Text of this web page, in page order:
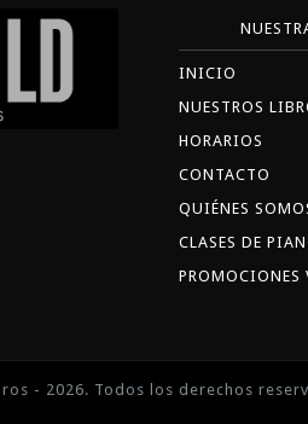
INICIO
NUESTROS
HORARIOS
CONTACTO
QUIÉNES
CLASES DE
PROMOCIONES
- 2026. Todos los derechos